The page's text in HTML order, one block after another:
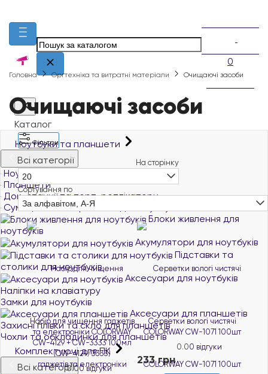
0
Каталог
Ноутбуки та планшети
Всі категорії
Ноутбуки й ультрабуки
Планшети
Док-станції та порт-реплікатори
Сумки, чохли та рюкзаки для ноутбуків
Блоки живлення для
ноутбуків
Акумулятори для ноутбуків
Підставки та
столики для ноутбуків
Аксесуари для ноутбуків
Наліпки на клавіатуру
Замки для ноутбуків
Аксесуари для планшетів
Захисні плівки та скло для планшетів
Чохли та обкладинки для планшетів
Комплектуючі для ПК
Всі категорії
Головна Оргтехніка та витратні матеріали Очищаючі засоби
Очищаючі засоби
Фільтри
На сторінку
20
Сортування по
За алфавітом, А-Я
Набір для чищення гаджетів
та електроніки COLORWAY
CW-4129 + CW-3333 100мл
(CW-4129/3333)
0.00 відгуки
Серветки вологі чистячі
COLORWAY CW-1071 100шт
0.00 відгуки
В наявності
233 грн